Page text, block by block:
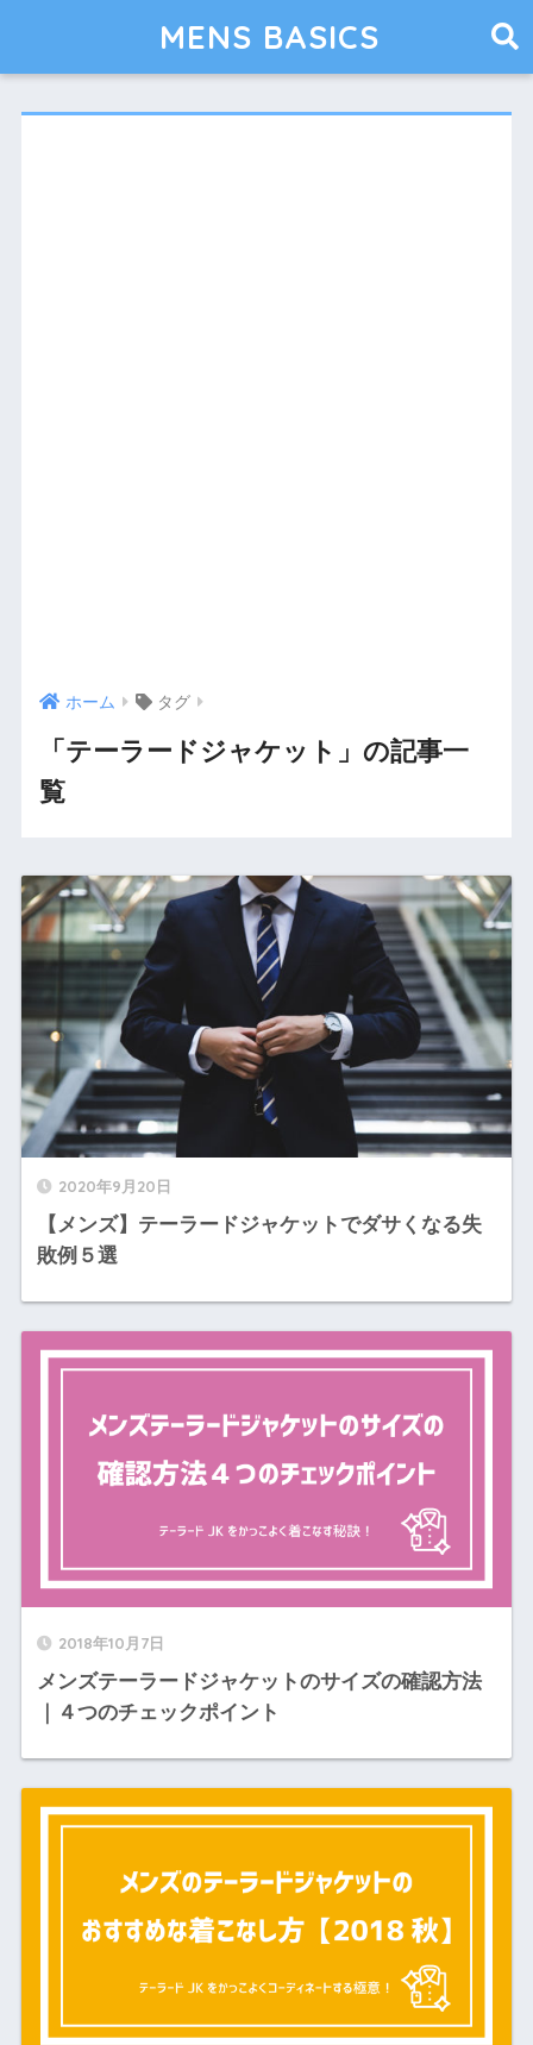
MENS BASICS
ホーム タグ
「テーラードジャケット」の記事一
覧
2020年9月20日
【メンズ】テーラードジャケットでダサくなる失
敗例５選
2018年10月7日
メンズテーラードジャケットのサイズの確認方法
｜４つのチェックポイント